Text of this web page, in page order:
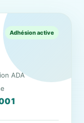
Adhésion active
ADA